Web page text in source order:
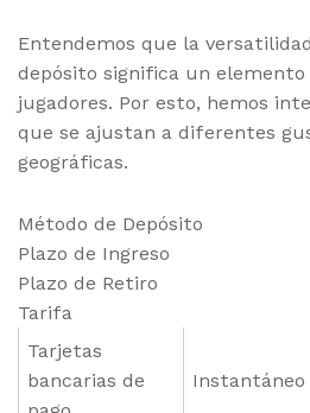
Entendemos que la
depósito significa un
jugadores. Por esto, hemos
que se ajustan a diferentes
geográficas.
Método de Depósito
Plazo de Ingreso
Plazo de Retiro
Tarifa
Tarjetas
bancarias de
Instantáneo